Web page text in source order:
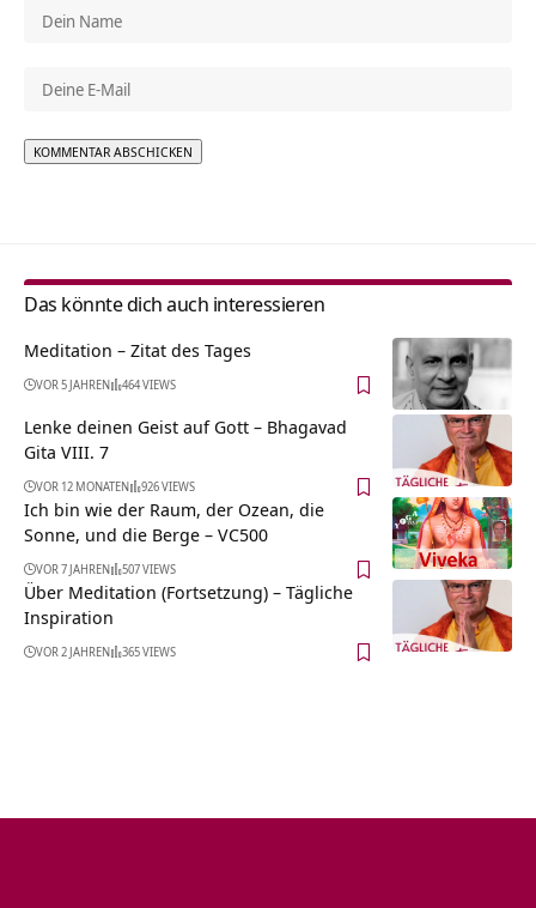
Das könnte dich auch interessieren
Meditation – Zitat des Tages
VOR 5 JAHREN 464 VIEWS
Lenke deinen Geist auf Gott – Bhagavad
Gita VIII. 7
VOR 12 MONATEN 926 VIEWS
Ich bin wie der Raum, der Ozean, die
Sonne, und die Berge – VC500
VOR 7 JAHREN 507 VIEWS
Über Meditation (Fortsetzung) – Tägliche
Inspiration
VOR 2 JAHREN 365 VIEWS